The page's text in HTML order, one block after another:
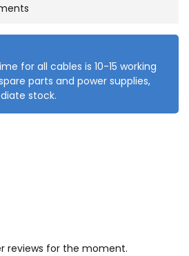
for all cables is 10-15 working
parts and power supplies,
stock.
reviews for the moment.